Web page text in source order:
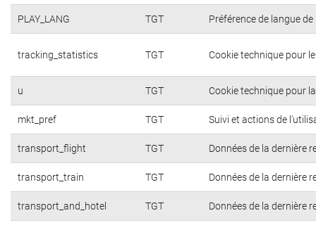
PLAY_LANG TGT Préférence de langue
tracking_statistics TGT Cookie technique pour
u TGT Cookie technique pour
mkt_pref TGT Suivi et actions de
transport_flight TGT Données de la dernière
transport_train TGT Données de la dernière
transport_and_hotel TGT Données de la dernière